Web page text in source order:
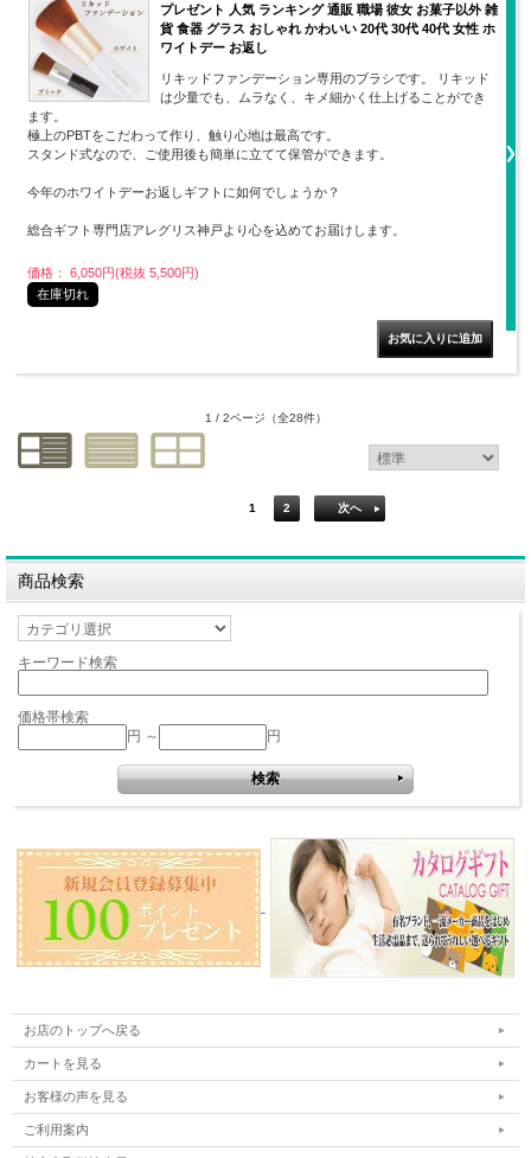
プレゼント 人気 ランキング 通販 職場 彼女 お菓子以外 雑
貨 食器 グラス おしゃれ かわいい 20代 30代 40代 女性 ホ
ワイトデー お返し
リキッドファンデーション専用のブラシです。 リキッド
は少量でも、ムラなく、キメ細かく仕上げることができ
ます。
極上のPBTをこだわって作り、触り心地は最高です。
スタンド式なので、ご使用後も簡単に立てて保管ができます。
今年のホワイトデーお返しギフトに如何でしょうか？
総合ギフト専門店アレグリス神戸より心を込めてお届けします。
価格： 6,050円(税抜 5,500円)
在庫切れ
1 / 2ページ （全28件）
1 2 次へ
商品検索
キーワード検索
価格帯検索
円 ～
円
お店のトップへ戻る
カートを見る
お客様の声を見る
ご利用案内